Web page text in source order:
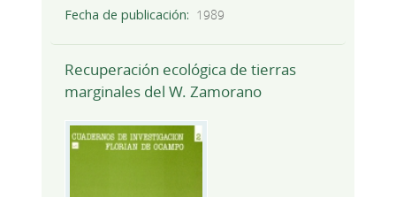
Fecha de publicación
1989
Recuperación ecológica de tierras
marginales del W. Zamorano